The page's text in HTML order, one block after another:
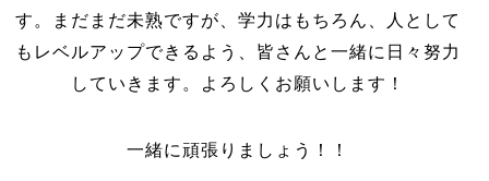
す。まだまだ未熟ですが、学力はもちろん、人として
もレベルアップできるよう、皆さんと一緒に日々努力
していきます。よろしくお願いします！
一緒に頑張りましょう！！